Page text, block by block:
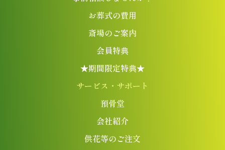
お葬式の費用
斎場のご案内
会員特典
★期間限定特典★
サービス・サポート
預骨堂
会社紹介
供花等のご注文